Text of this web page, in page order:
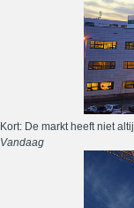
Kort: De markt heeft niet
Vandaag